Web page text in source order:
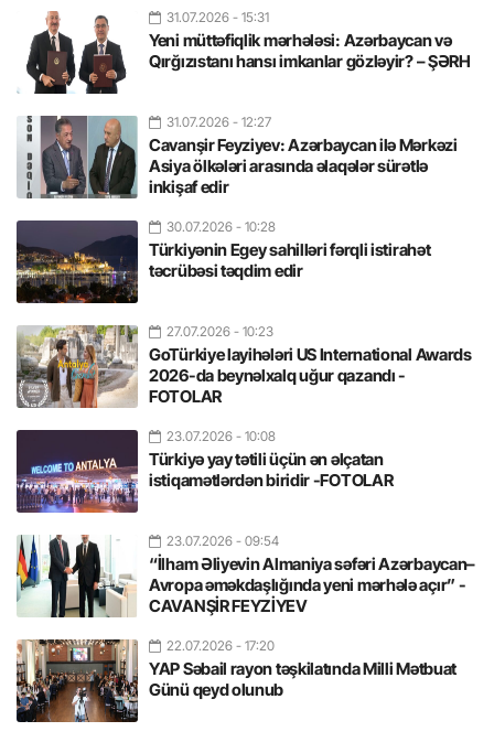
31.07.2026 - 15:31
Yeni müttəfiqlik mərhələsi: Azərbaycan və
Qırğızıstanı hansı imkanlar gözləyir? – ŞƏRH
31.07.2026 - 12:27
Cavanşir Feyziyev: Azərbaycan ilə Mərkəzi
Asiya ölkələri arasında əlaqələr sürətlə
inkişaf edir
30.07.2026 - 10:28
Türkiyənin Egey sahilləri fərqli istirahət
təcrübəsi təqdim edir
27.07.2026 - 10:23
GoTürkiye layihələri US International Awards
2026-da beynəlxalq uğur qazandı -
FOTOLAR
23.07.2026 - 10:08
Türkiyə yay tətili üçün ən əlçatan
istiqamətlərdən biridir -FOTOLAR
23.07.2026 - 09:54
“İlham Əliyevin Almaniya səfəri Azərbaycan–
Avropa əməkdaşlığında yeni mərhələ açır” -
CAVANŞİR FEYZİYEV
22.07.2026 - 17:20
YAP Səbail rayon təşkilatında Milli Mətbuat
Günü qeyd olunub